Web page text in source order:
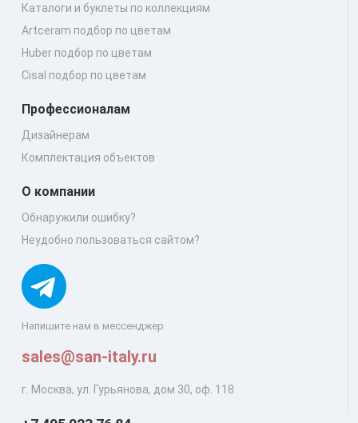
Напишите нам в мессенджер
sales@san-italy.ru
г. Москва, ул. Гурьянова, дом 30, оф. 118
Каталоги и буклеты по коллекциям
Artceram подбор по цветам
Huber подбор по цветам
Cisal подбор по цветам
Профессионалам
Дизайнерам
Комплектация объектов
О компании
Обнаружили ошибку?
Неудобно пользоваться сайтом?